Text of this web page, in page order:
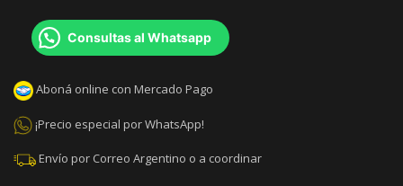
Consultas al Whatsapp
Aboná online con Mercado Pago
¡Precio especial por WhatsApp!
Envío por Correo Argentino o a coordinar